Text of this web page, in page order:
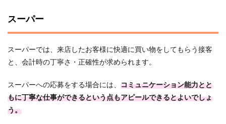
スーパー
スーパーでは、来店したお客様に快適に買い物をしてもらう接客
と、会計時の丁寧さ・正確性が求められます。
スーパーへの応募をする場合には、 コミュニケーション能力とと
もに丁寧な仕事ができるという点もアピールできるとよいでしょ
う。